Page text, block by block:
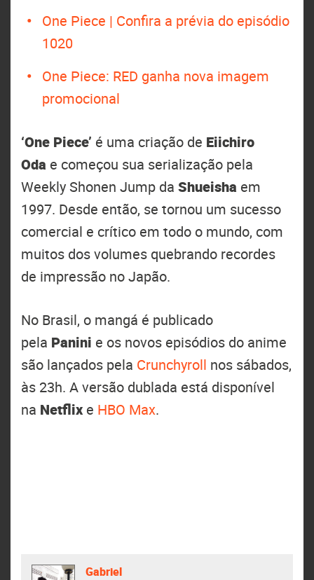
One Piece | Confira a prévia do episódio
1020
One Piece: RED ganha nova imagem
promocional
‘One Piece’ é uma criação de Eiichiro
Oda e começou sua serialização pela
Weekly Shonen Jump da Shueisha em
1997. Desde então, se tornou um sucesso
comercial e crítico em todo o mundo, com
muitos dos volumes quebrando recordes
de impressão no Japão.
No Brasil, o mangá é publicado
pela Panini e os novos episódios do anime
são lançados pela Crunchyroll nos sábados,
às 23h. A versão dublada está disponível
na Netflix e HBO Max.
Gabriel